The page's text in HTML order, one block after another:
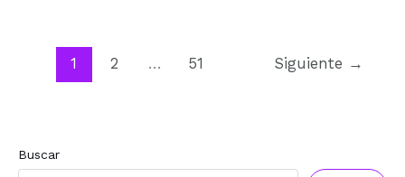
1 2 … 51 Siguiente →
Buscar